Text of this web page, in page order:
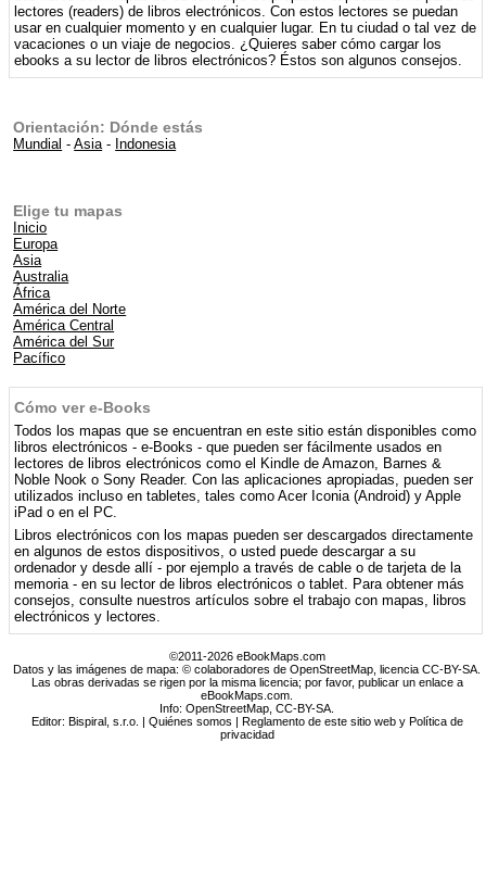
lectores (readers) de libros electrónicos. Con estos lectores se puedan
usar en cualquier momento y en cualquier lugar. En tu ciudad o tal vez de
vacaciones o un viaje de negocios. ¿Quieres saber cómo cargar los
ebooks a su lector de libros electrónicos? Éstos son algunos consejos.
Orientación: Dónde estás
Mundial -Asia- Indonesia
Elige tu mapas
Inicio
Europa
Asia
Australia
África
América del Norte
América Central
América del Sur
Pacífico
Cómo ver e-Books
Todos los mapas que se encuentran en este sitio están disponibles como
libros electrónicos - e-Books - que pueden ser fácilmente usados ​​en
lectores de libros electrónicos como el Kindle de Amazon, Barnes &
Noble Nook o Sony Reader. Con las aplicaciones apropiadas, pueden ser
utilizados incluso en tabletes, tales como Acer Iconia (Android) y Apple
iPad o en el PC.
Libros electrónicos con los mapas pueden ser descargados directamente
en algunos de estos dispositivos, o usted puede descargar a su
ordenador y desde allí - por ejemplo a través de cable o de tarjeta de la
memoria - en su lector de libros electrónicos o tablet. Para obtener más
consejos, consulte nuestros artículos sobre el trabajo con mapas, libros
electrónicos y lectores.
©2011-2026 eBookMaps.com
Datos y las imágenes de mapa: © colaboradores de OpenStreetMap, licencia CC-BY-SA.
Las obras derivadas se rigen por la misma licencia; por favor, publicar un enlace a
eBookMaps.com.
Info:OpenStreetMap ,CC-BY-SA
Editor: Bispiral, s.r.o. | Quiénes somos | Reglamento de este sitio web y Política de
privacidad